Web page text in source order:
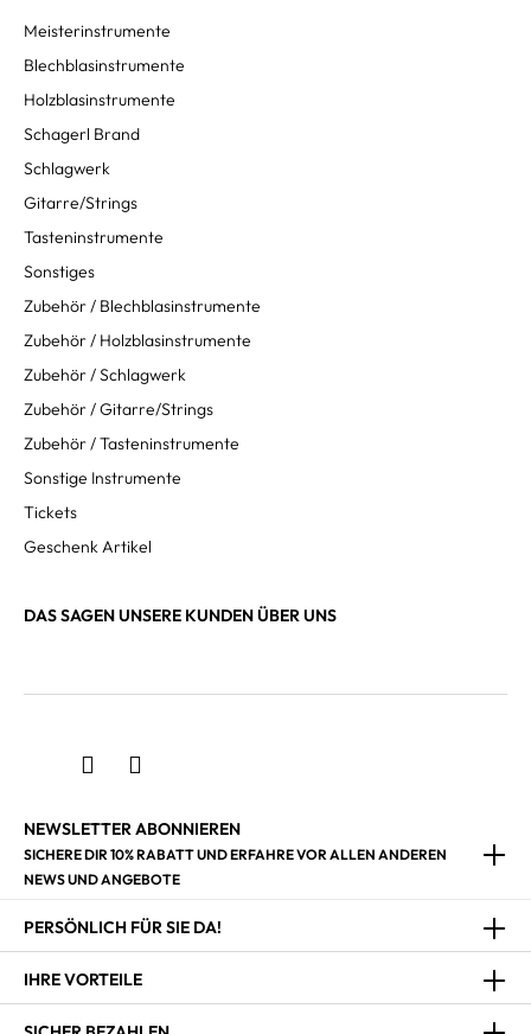
Meisterinstrumente
Blechblasinstrumente
Holzblasinstrumente
Schagerl Brand
Schlagwerk
Gitarre/Strings
Tasteninstrumente
Sonstiges
Zubehör / Blechblasinstrumente
Zubehör / Holzblasinstrumente
Zubehör / Schlagwerk
Zubehör / Gitarre/Strings
Zubehör / Tasteninstrumente
Sonstige Instrumente
Tickets
Geschenk Artikel
DAS SAGEN UNSERE KUNDEN ÜBER UNS
NEWSLETTER ABONNIEREN
SICHERE DIR 10% RABATT UND ERFAHRE VOR ALLEN ANDEREN
NEWS UND ANGEBOTE
PERSÖNLICH FÜR SIE DA!
IHRE VORTEILE